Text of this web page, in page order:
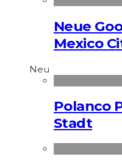
Neue
Mexico
Neu
Polanco
Stadt